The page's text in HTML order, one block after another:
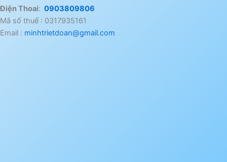
Điện Thoai: 0903809806
Mã số thuế : 0317935161
Email : minhtrietdoan@gmail.com